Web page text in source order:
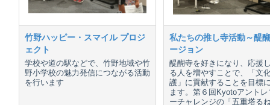
竹野ハッピー・スマイル プロジ
ェクト
学校や道の駅などで、竹野地域や竹
野小学校の魅力発信につながる活動
を行います
私たちの推し寺活動～醍
ージョン
醍醐寺を好きになり、応援
る人を増やすことで、「文
護」に貢献することを目標
ます。第６回Kyotoアント
ーチャレンジの「五重塔る